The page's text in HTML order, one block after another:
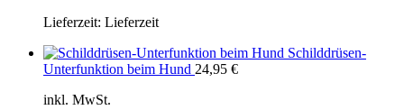
Lieferzeit: Lieferzeit
Schilddrüsen-
Unterfunktion beim Hund 24,95 €
inkl. MwSt.